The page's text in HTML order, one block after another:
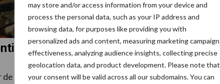
may store and/or access information from your device and
process the personal data, such as your IP address and
browsing data, for purposes like providing you with
personalized ads and content, measuring marketing campaign
effectiveness, analyzing audience insights, collecting precise
geolocation data, and product development. Please note that
your consent will be valid across all our subdomains. You can
in de landbouw
landbouw is een zoektocht geweest. Nadat Martijn